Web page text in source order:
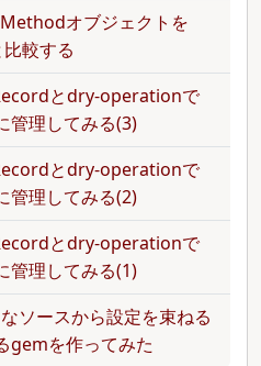
オブジェクトを
較する
とdry-operationで
管理してみる(3)
とdry-operationで
管理してみる(2)
とdry-operationで
管理してみる(1)
ソースから設定を束ねる
gemを作ってみた